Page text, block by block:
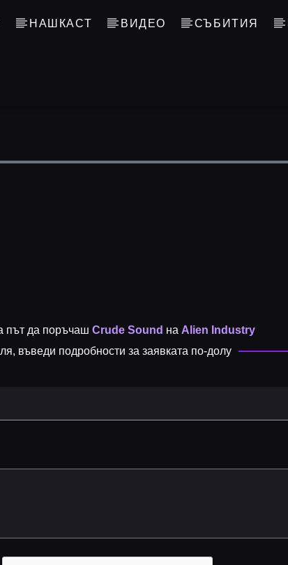
НАШКАСТ ВИДЕО СЪБИТИЯ
път да поръчаш Crude Sound на Alien Industry
въведи подробности за заявката по-долу